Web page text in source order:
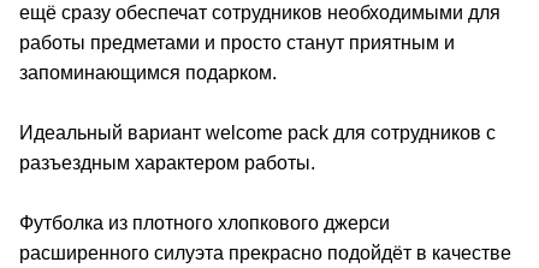
ещё сразу обеспечат сотрудников необходимыми для
работы предметами и просто станут приятным и
запоминающимся подарком.
Идеальный вариант welcome pack для сотрудников с
разъездным характером работы.
Футболка из плотного хлопкового джерси
расширенного силуэта прекрасно подойдёт в качестве